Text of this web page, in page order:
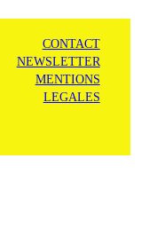
CONTACT
NEWSLETTER
MENTIONS
LEGALES